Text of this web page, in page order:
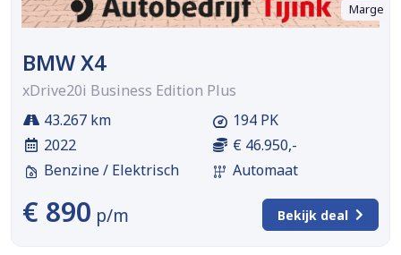
Marge
BMW X4
xDrive20i Business Edition Plus
43.267 km
2022
Benzine / Elektrisch
194 PK
€ 46.950,-
Automaat
€ 890 p/m Bekijk deal